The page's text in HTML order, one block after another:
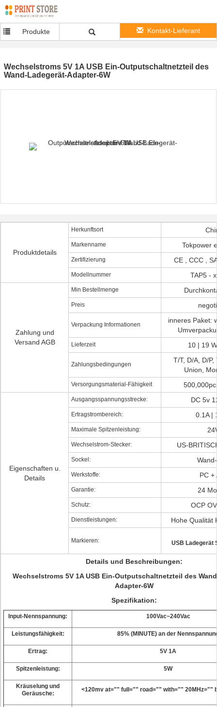
Produkte Kontakt-Lieferant
Wechselstroms 5V 1A USB Ein-Outputschaltnetzteil des
Wand-Ladegerät-Adapter-6W
Produktdetails
Herkunftsort
Markenname Tokpower
Zertifizierung CE , CCC ,
Modellnummer TAP5 -
Zahlung und
Versand AGB
Min Bestellmenge
Preis
Verpackung Informationen
inneres Paket:
Lieferzeit 10 | 19
Zahlungsbedingungen
T/T, D/A, D/P,
Union,
Versorgungsmaterial-Fähigkeit
Eigenschaften u.
Details
Ausgangsspannungsstrecke: DC 5v
Ertragstrombereich: 0.1A |
Maximale Spitzenleistung:
Wechselstrom-Stecker: US-
Sockel:
Werkstoffe: PC +
Garantie: 24
Schutz: OCP
Dienstleistungen: Hohe Qualität
Markieren: USB Ladegerät
Details und Beschreibungen:
Wechselstroms 5V 1A USB Ein-Outputschaltnetzteil des
Adapter-6W
Spezifikation:
Input-Nennspannung: 100Vac~240Vac
Leistungsfähigkeit: 85% (MINUTE) an der
Ertrag: 5V 1A
Spitzenleistung: 5W
Kräuselung und
Geräusche:
<120mv at="" full="" road="" with="" 20MHz=""